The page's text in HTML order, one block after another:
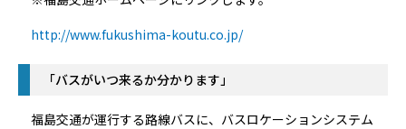
http://www.fukushima-koutu.co.jp/
「バスがいつ来るか分かります」
福島交通が運行する路線バスに、バスロケーションシステム